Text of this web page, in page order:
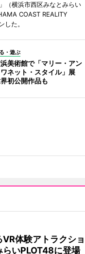
（横浜市西区みなとみらい
COAST REALITY
した。
・遊ぶ
美術館で「マリー・アン
ワネット・スタイル」展
初公開作品も
体験アトラクショ
いPLOT48に登場